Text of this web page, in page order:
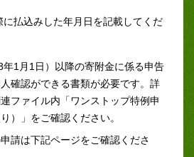
に払込みした年月日を記載してくだ
1月1日）以降の寄附金に係る申告
確認ができる書類が必要です。詳
ファイル内「ワンストップ特例申
）」をご確認ください。
請は下記ページをご確認くださ